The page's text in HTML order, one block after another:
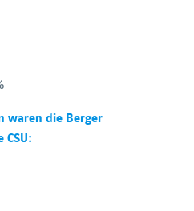
waren die Berger